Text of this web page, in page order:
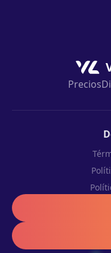
Precios